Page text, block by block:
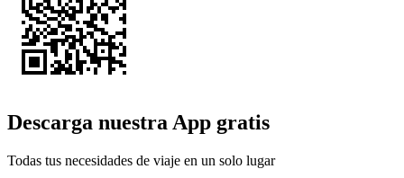
Descarga nuestra App gratis
Todas tus necesidades de viaje en un solo lugar